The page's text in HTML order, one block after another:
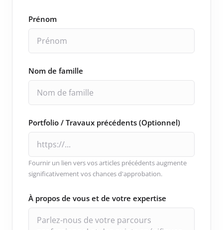
Prénom
Nom de famille
Portfolio / Travaux précédents (Optionnel)
Fournir un lien vers vos articles précédents augmente
significativement vos chances d'approbation.
À propos de vous et de votre expertise